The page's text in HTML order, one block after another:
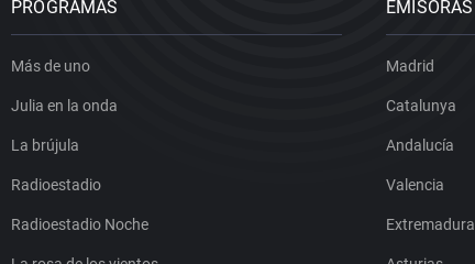
PROGRAMAS
Más de uno
Julia en la onda
La brújula
Radioestadio
Radioestadio Noche
EMISORAS
Madrid
Catalunya
Andalucía
Valencia
Extremadura